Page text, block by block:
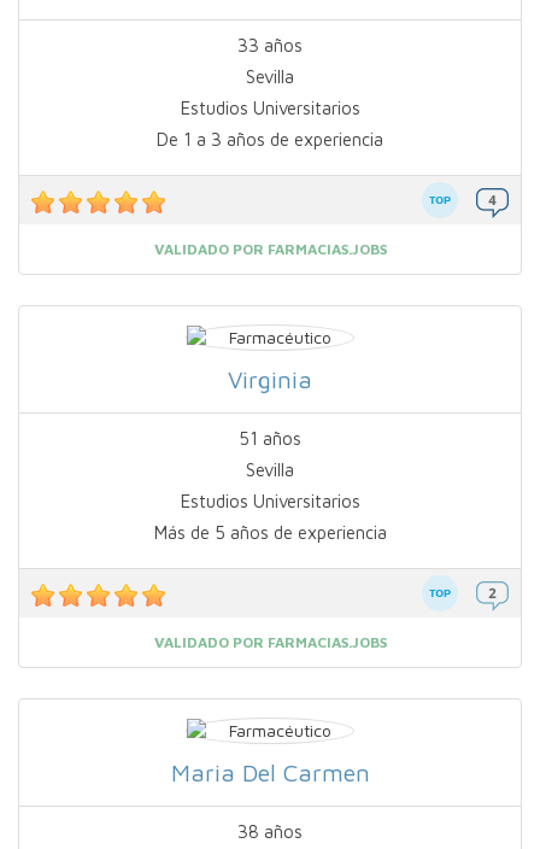
33 años
Sevilla
Estudios Universitarios
De 1 a 3 años de experiencia
VALIDADO POR FARMACIAS.JOBS
Virginia
51 años
Sevilla
Estudios Universitarios
Más de 5 años de experiencia
VALIDADO POR FARMACIAS.JOBS
Maria Del Carmen
38 años